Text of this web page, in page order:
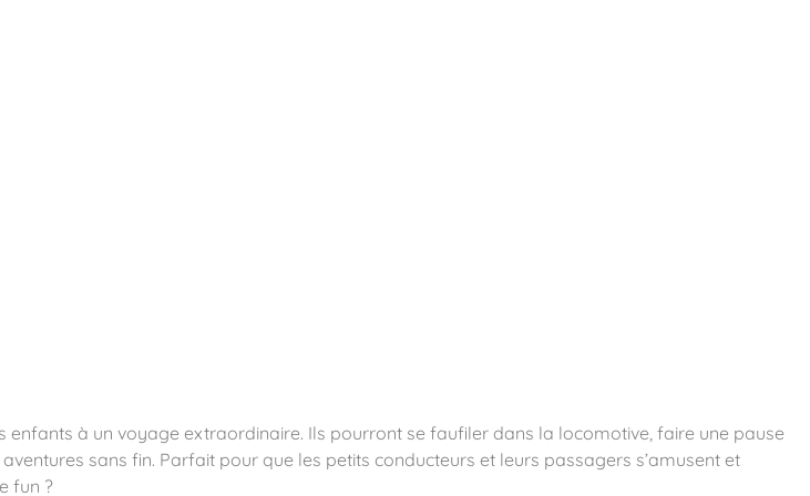
enfants à un voyage extraordinaire. Ils pourront se faufiler dans la locomotive, faire une pause
sans fin. Parfait pour que les petits conducteurs et leurs passagers s’amusent et
fun ?